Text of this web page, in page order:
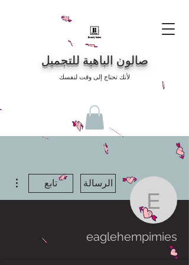
صالون الباهية للتجميل
لأنك تحتاج إلى وقت لنفسك
eaglehempimies
الرسالة تابع
eaglehempimies